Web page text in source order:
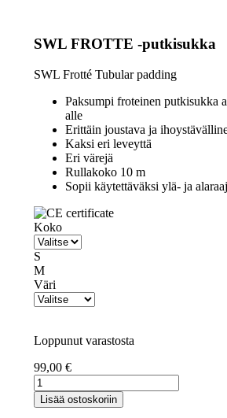
SWL FROTTE -putkisukka
SWL Frotté Tubular padding
Paksumpi froteinen putkisukka
alle
Erittäin joustava ja
Kaksi eri leveyttä
Eri värejä
Rullakoko 10 m
Sopii käytettäväksi ylä- ja
Koko
S
M
Väri
Loppunut varastosta
99,00 €
SWL
Frottee-
putkisukka,
Lisää ostoskoriin